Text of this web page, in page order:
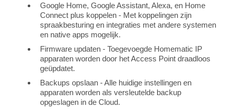
Google Home, Google Assistant, Alexa, en Home
Connect plus koppelen - Met koppelingen zijn
spraakbesturing en integraties met andere systemen
en native apps mogelijk.
Firmware updaten - Toegevoegde Homematic IP
apparaten worden door het Access Point draadloos
geüpdatet.
Backups opslaan - Alle huidige instellingen en
apparaten worden als versleutelde backup
opgeslagen in de Cloud.